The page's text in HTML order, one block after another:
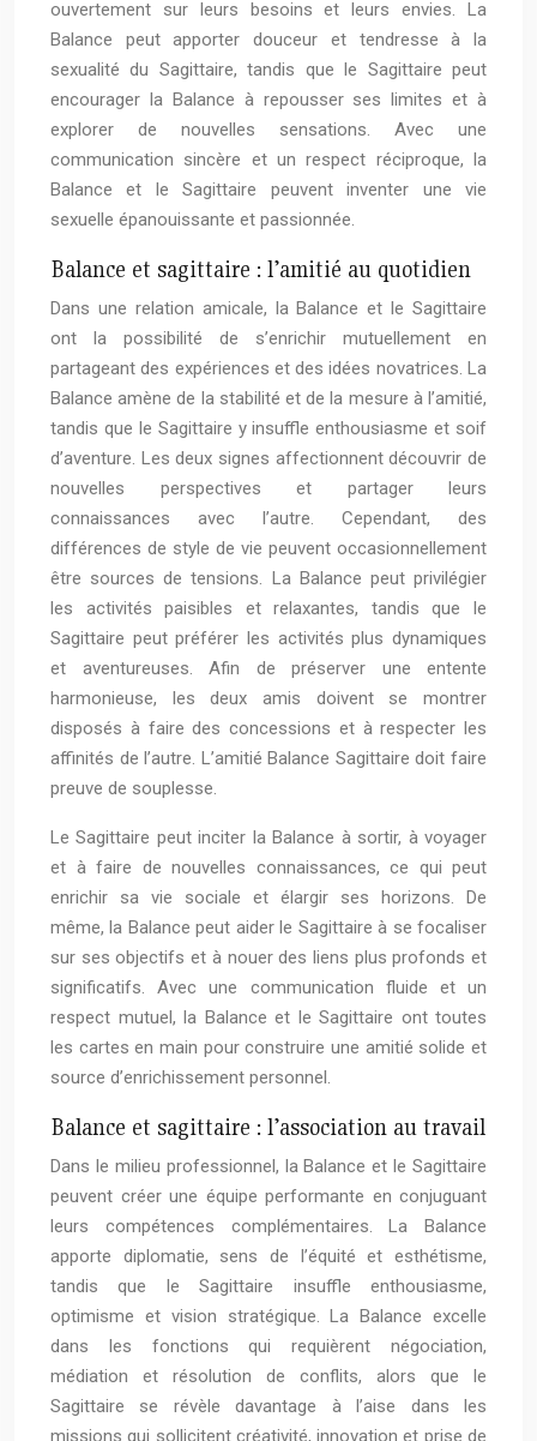
ouvertement sur leurs besoins et leurs envies. La
Balance peut apporter douceur et tendresse à la
sexualité du Sagittaire, tandis que le Sagittaire peut
encourager la Balance à repousser ses limites et à
explorer de nouvelles sensations. Avec une
communication sincère et un respect réciproque, la
Balance et le Sagittaire peuvent inventer une vie
sexuelle épanouissante et passionnée.
Balance et sagittaire : l’amitié au quotidien
Dans une relation amicale, la Balance et le Sagittaire
ont la possibilité de s’enrichir mutuellement en
partageant des expériences et des idées novatrices. La
Balance amène de la stabilité et de la mesure à l’amitié,
tandis que le Sagittaire y insuffle enthousiasme et soif
d’aventure. Les deux signes affectionnent découvrir de
nouvelles perspectives et partager leurs
connaissances avec l’autre. Cependant, des
différences de style de vie peuvent occasionnellement
être sources de tensions. La Balance peut privilégier
les activités paisibles et relaxantes, tandis que le
Sagittaire peut préférer les activités plus dynamiques
et aventureuses. Afin de préserver une entente
harmonieuse, les deux amis doivent se montrer
disposés à faire des concessions et à respecter les
affinités de l’autre. L’amitié Balance Sagittaire doit faire
preuve de souplesse.
Le Sagittaire peut inciter la Balance à sortir, à voyager
et à faire de nouvelles connaissances, ce qui peut
enrichir sa vie sociale et élargir ses horizons. De
même, la Balance peut aider le Sagittaire à se focaliser
sur ses objectifs et à nouer des liens plus profonds et
significatifs. Avec une communication fluide et un
respect mutuel, la Balance et le Sagittaire ont toutes
les cartes en main pour construire une amitié solide et
source d’enrichissement personnel.
Balance et sagittaire : l’association au travail
Dans le milieu professionnel, la Balance et le Sagittaire
peuvent créer une équipe performante en conjuguant
leurs compétences complémentaires. La Balance
apporte diplomatie, sens de l’équité et esthétisme,
tandis que le Sagittaire insuffle enthousiasme,
optimisme et vision stratégique. La Balance excelle
dans les fonctions qui requièrent négociation,
médiation et résolution de conflits, alors que le
Sagittaire se révèle davantage à l’aise dans les
missions qui sollicitent créativité, innovation et prise de